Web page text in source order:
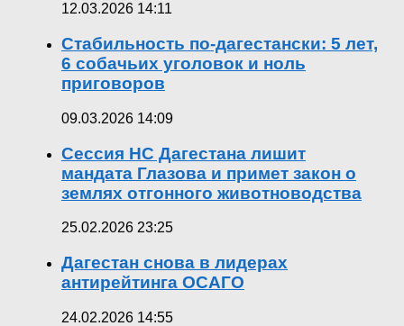
12.03.2026 14:11
Стабильность по-дагестански: 5 лет,
6 собачьих уголовок и ноль
приговоров
09.03.2026 14:09
Сессия НС Дагестана лишит
мандата Глазова и примет закон о
землях отгонного животноводства
25.02.2026 23:25
Дагестан снова в лидерах
антирейтинга ОСАГО
24.02.2026 14:55